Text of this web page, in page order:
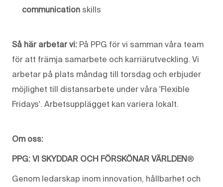
communication skills
Så här arbetar vi: På PPG för vi samman våra team
för att främja samarbete och karriärutveckling. Vi
arbetar på plats måndag till torsdag och erbjuder
möjlighet till distansarbete under våra 'Flexible
Fridays'. Arbetsupplägget kan variera lokalt.
Om oss:
PPG: VI SKYDDAR OCH FÖRSKÖNAR VÄRLDEN®
Genom ledarskap inom innovation, hållbarhet och